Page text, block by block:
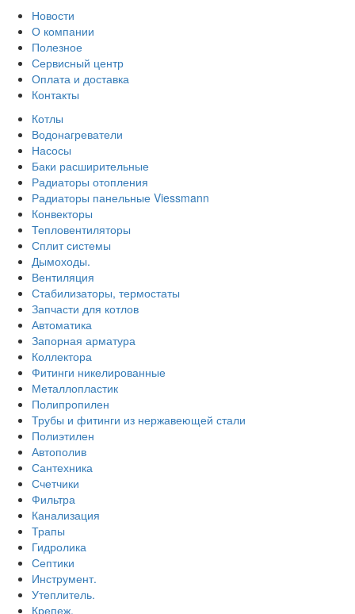
Новости
О компании
Полезное
Сервисный центр
Оплата и доставка
Контакты
Котлы
Водонагреватели
Насосы
Баки расширительные
Радиаторы отопления
Радиаторы панельные Viessmann
Конвекторы
Тепловентиляторы
Сплит системы
Дымоходы.
Вентиляция
Стабилизаторы, термостаты
Запчасти для котлов
Автоматика
Запорная арматура
Коллектора
Фитинги никелированные
Металлопластик
Полипропилен
Трубы и фитинги из нержавеющей стали
Полиэтилен
Автополив
Сантехника
Счетчики
Фильтра
Канализация
Трапы
Гидролика
Септики
Инструмент.
Утеплитель.
Крепеж.